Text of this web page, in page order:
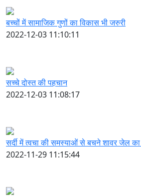
बच्चों में सामाजिक गुणों का विकास भी जरुरी
2022-12-03 11:10:11
सच्चे दोस्त की पहचान
2022-12-03 11:08:17
सर्दी में त्वचा की समस्याओं से बचने शावर जेल
2022-11-29 11:15:44